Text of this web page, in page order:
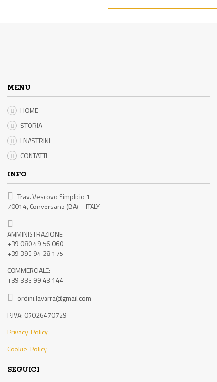
MENU
HOME
STORIA
I NASTRINI
CONTATTI
INFO
Trav. Vescovo Simplicio 1
70014, Conversano (BA) – ITALY
AMMINISTRAZIONE:
+39 080 49 56 060
+39 393 94 28 175
COMMERCIALE:
+39 333 99 43 144
ordini.lavarra@gmail.com
P.IVA: 07026470729
Privacy-Policy
Cookie-Policy
SEGUICI